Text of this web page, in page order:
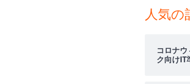
雨が降り出す前に通知②ピンポイント
ン
人気の
コロナ
ク向けIT